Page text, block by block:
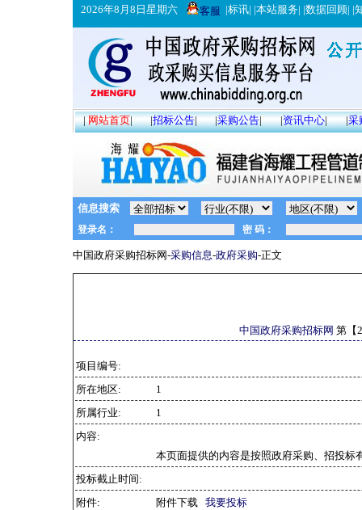
2026年8月8日星期六 客服 |标讯| |本站服务| |数据回顾| |
|网站首页| |招标公告| |采购公告| |资讯中心| |采
信息搜索
中国政府采购招标网-采购信息-政府采购-正文
中国政府采购招标网 第【
项目编号:
所在地区:
1
所属行业:
1
内容:
本页面提供的内容是按照政府采购、招投标
投标截止时间:
附件:
附件下载 我要投标